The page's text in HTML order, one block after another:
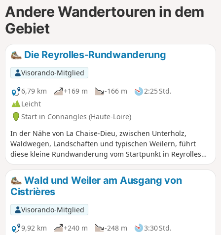
Andere Wandertouren in dem
Gebiet
Die Reyrolles-Rundwanderung
Visorando-Mitglied
6,79 km
+169 m -166 m
2:25 Std.
Leicht
Start in Connangles (Haute-Loire)
In der Nähe von La Chaise-Dieu, zwischen Unterholz,
Waldwegen, Landschaften und typischen Weilern, führt
diese kleine Rundwanderung vom Startpunkt in Reyrolles
durch den Forêt du Fourniau, vorbei an Montestudier, Le
Mas und Monthiol.
Wald und Weiler am Ausgang von
Cistrières
Visorando-Mitglied
9,92 km
+240 m -248 m
3:30 Std.